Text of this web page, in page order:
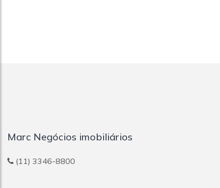
Marc Negócios imobiliários
(11) 3346-8800